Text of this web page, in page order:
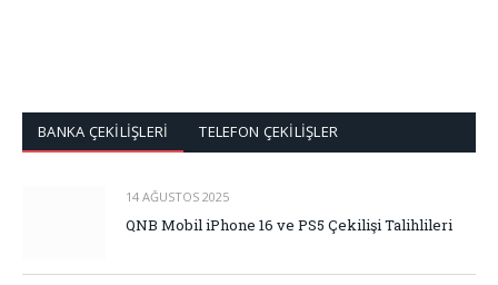
BANKA ÇEKİLİŞLERİ TELEFON ÇEKİLİŞLER
14 AĞUSTOS 2025
QNB Mobil iPhone 16 ve PS5 Çekilişi Talihlileri